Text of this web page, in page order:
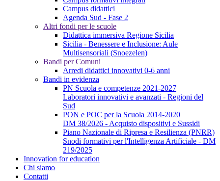
Campus didattici
Agenda Sud - Fase 2
Altri fondi per le scuole
Didattica immersiva Regione Sicilia
Sicilia - Benessere e Inclusione: Aule
Multisensoriali (Snoezelen)
Bandi per Comuni
Arredi didattici innovativi 0-6 anni
Bandi in evidenza
PN Scuola e competenze 2021-2027
Laboratori innovativi e avanzati - Regioni del
Sud
PON e POC per la Scuola 2014-2020
DM 38/2026 - Acquisto dispositivi e Sussidi
Piano Nazionale di Ripresa e Resilienza (PNRR)
Snodi formativi per l'Intelligenza Artificiale - DM
219/2025
Innovation for education
Chi siamo
Contatti